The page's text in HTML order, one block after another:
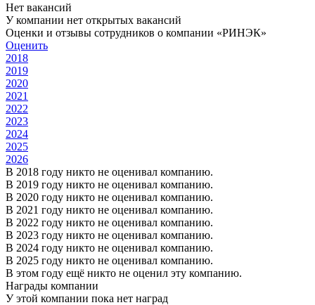
Нет вакансий
У компании нет открытых вакансий
Оценки и отзывы сотрудников о компании «РИНЭК»
Оценить
2018
2019
2020
2021
2022
2023
2024
2025
2026
В 2018 году никто не оценивал компанию.
В 2019 году никто не оценивал компанию.
В 2020 году никто не оценивал компанию.
В 2021 году никто не оценивал компанию.
В 2022 году никто не оценивал компанию.
В 2023 году никто не оценивал компанию.
В 2024 году никто не оценивал компанию.
В 2025 году никто не оценивал компанию.
В этом году ещё никто не оценил эту компанию.
Награды компании
У этой компании пока нет наград